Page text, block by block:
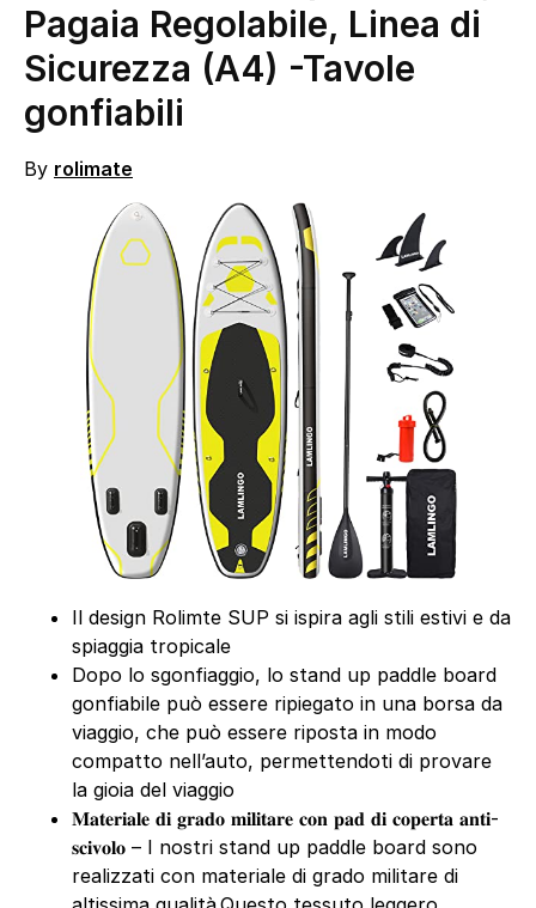
Pagaia Regolabile, Linea di
Sicurezza (A4) -Tavole
gonfiabili
By rolimate
Il design Rolimte SUP si ispira agli stili estivi e da
spiaggia tropicale
Dopo lo sgonfiaggio, lo stand up paddle board
gonfiabile può essere ripiegato in una borsa da
viaggio, che può essere riposta in modo
compatto nell’auto, permettendoti di provare
la gioia del viaggio
𝐌𝐚𝐭𝐞𝐫𝐢𝐚𝐥𝐞 𝐝𝐢 𝐠𝐫𝐚𝐝𝐨 𝐦𝐢𝐥𝐢𝐭𝐚𝐫𝐞 𝐜𝐨𝐧 𝐩𝐚𝐝 𝐝𝐢 𝐜𝐨𝐩𝐞𝐫𝐭𝐚 𝐚𝐧𝐭𝐢-
𝐬𝐜𝐢𝐯𝐨𝐥𝐨 – I nostri stand up paddle board sono
realizzati con materiale di grado militare di